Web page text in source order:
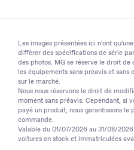
Les images présentées ici n'ont
différer des spécifications de série
des photos. MG se réserve le droit de
les équipements sans préavis et sans
sur le marché.
Nous nous réservons le droit de
moment sans préavis. Cependant, si
payé un produit, nous garantissons
commande.
Valable du 01/07/2026 au 31/08/
voitures en stock et immatriculées